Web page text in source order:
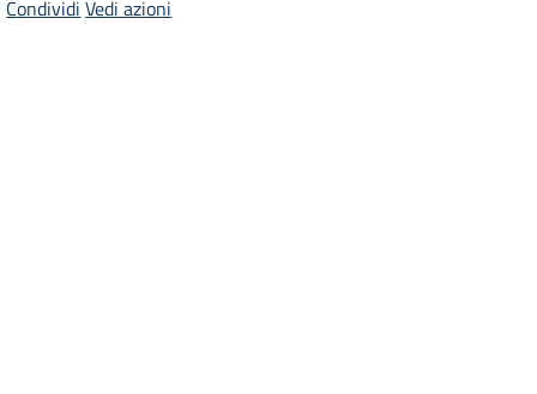
Condividi Vedi azioni